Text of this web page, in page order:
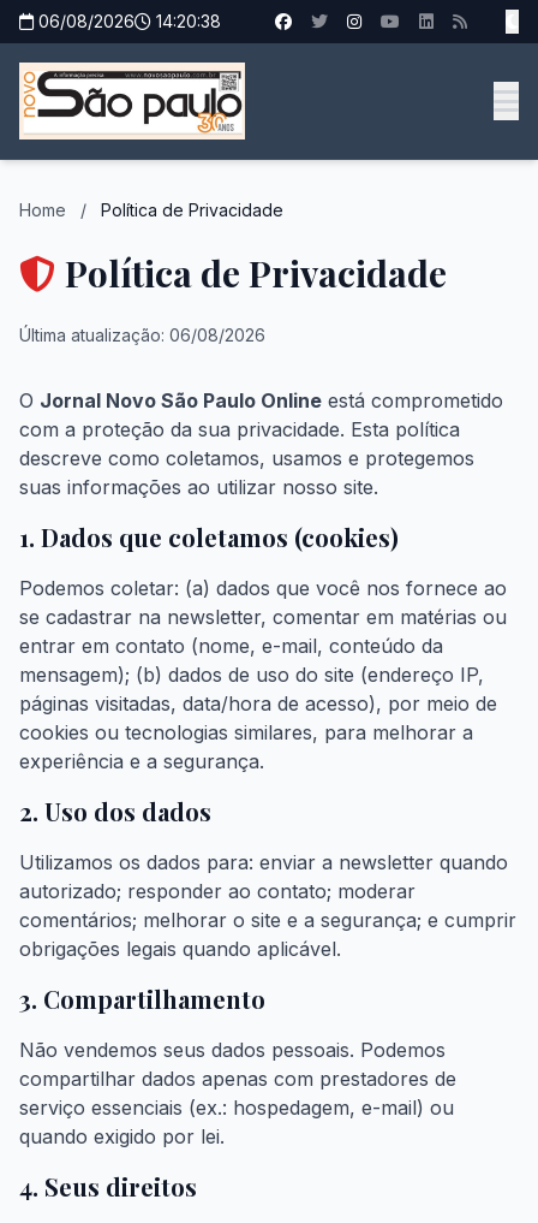
06/08/2026 14:20:38
Home / Política de Privacidade
Política de Privacidade
Última atualização: 06/08/2026
O Jornal Novo São Paulo Online está comprometido
com a proteção da sua privacidade. Esta política
descreve como coletamos, usamos e protegemos
suas informações ao utilizar nosso site.
1. Dados que coletamos (cookies)
Podemos coletar: (a) dados que você nos fornece ao
se cadastrar na newsletter, comentar em matérias ou
entrar em contato (nome, e-mail, conteúdo da
mensagem); (b) dados de uso do site (endereço IP,
páginas visitadas, data/hora de acesso), por meio de
cookies ou tecnologias similares, para melhorar a
experiência e a segurança.
2. Uso dos dados
Utilizamos os dados para: enviar a newsletter quando
autorizado; responder ao contato; moderar
comentários; melhorar o site e a segurança; e cumprir
obrigações legais quando aplicável.
3. Compartilhamento
Não vendemos seus dados pessoais. Podemos
compartilhar dados apenas com prestadores de
serviço essenciais (ex.: hospedagem, e-mail) ou
quando exigido por lei.
4. Seus direitos